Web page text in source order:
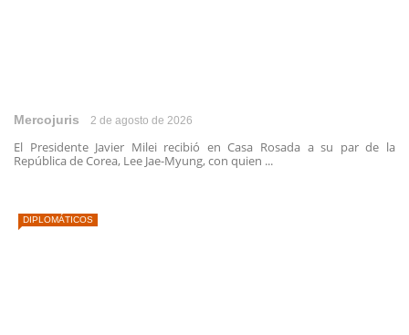
Mercojuris 2 de agosto de 2026
El Presidente Javier Milei recibió en Casa Rosada a su par de la
República de Corea, Lee Jae-Myung, con quien ...
DIPLOMÁTICOS